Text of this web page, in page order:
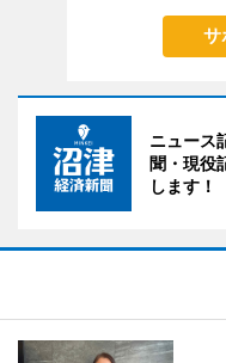
サ
ニュース
聞・現役
します！